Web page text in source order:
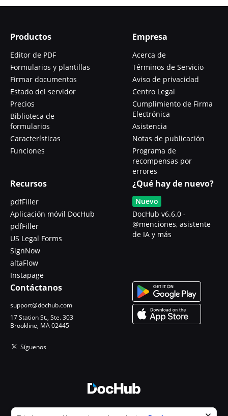
Productos
Editor de PDF
Formularios y plantillas
Firmar documentos
Estado del servidor
Precios
Biblioteca de
formularios
Características
Funciones
Empresa
Acerca de
Términos de Servicio
Aviso de privacidad
Centro Legal
Cumplimiento de Firma
Electrónica
Asistencia
Notas de publicación
Programa de
recompensas por
errores
Recursos
pdfFiller
Aplicación móvil DocHub
pdfFiller
US Legal Forms
SignNow
altaFlow
Instapage
¿Qué hay de nuevo?
Nuevo
DocHub v6.6.0 -
@menciones, asistente
de IA y más
Contáctanos
support@dochub.com
17 Station St., Ste. 303
Brookline, MA 02445
Síguenos